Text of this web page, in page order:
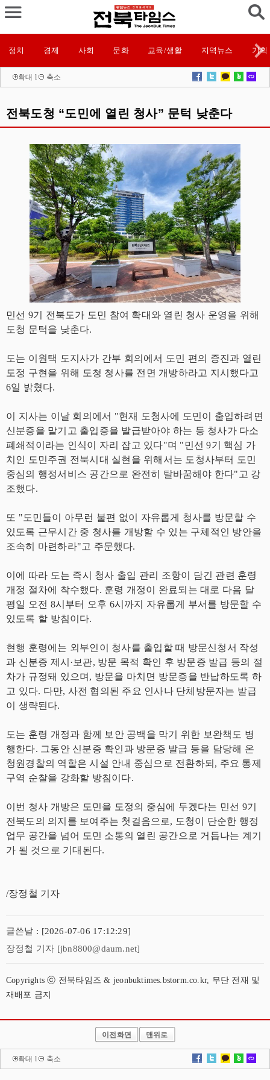
정치 경제 사회 문화 교육/생활 지역뉴스 기획
확대 l 축소
전북도청 “도민에 열린 청사” 문턱 낮춘다
민선 9기 전북도가 도민 참여 확대와 열린 청사 운영을 위해
도청 문턱을 낮춘다.
도는 이원택 도지사가 간부 회의에서 도민 편의 증진과 열린
도정 구현을 위해 도청 청사를 전면 개방하라고 지시했다고
6일 밝혔다.
이 지사는 이날 회의에서 "현재 도청사에 도민이 출입하려면
신분증을 맡기고 출입증을 발급받아야 하는 등 청사가 다소
폐쇄적이라는 인식이 자리 잡고 있다"며 "민선 9기 핵심 가
치인 도민주권 전북시대 실현을 위해서는 도청사부터 도민
중심의 행정서비스 공간으로 완전히 탈바꿈해야 한다"고 강
조했다.
또 "도민들이 아무런 불편 없이 자유롭게 청사를 방문할 수
있도록 근무시간 중 청사를 개방할 수 있는 구체적인 방안을
조속히 마련하라"고 주문했다.
이에 따라 도는 즉시 청사 출입 관리 조항이 담긴 관련 훈령
개정 절차에 착수했다. 훈령 개정이 완료되는 대로 다음 달
평일 오전 8시부터 오후 6시까지 자유롭게 부서를 방문할 수
있도록 할 방침이다.
현행 훈령에는 외부인이 청사를 출입할 때 방문신청서 작성
과 신분증 제시·보관, 방문 목적 확인 후 방문증 발급 등의 절
차가 규정돼 있으며, 방문을 마치면 방문증을 반납하도록 하
고 있다. 다만, 사전 협의된 주요 인사나 단체방문자는 발급
이 생략된다.
도는 훈령 개정과 함께 보안 공백을 막기 위한 보완책도 병
행한다. 그동안 신분증 확인과 방문증 발급 등을 담당해 온
청원경찰의 역할은 시설 안내 중심으로 전환하되, 주요 통제
구역 순찰을 강화할 방침이다.
이번 청사 개방은 도민을 도정의 중심에 두겠다는 민선 9기
전북도의 의지를 보여주는 첫걸음으로, 도청이 단순한 행정
업무 공간을 넘어 도민 소통의 열린 공간으로 거듭나는 계기
가 될 것으로 기대된다.
/장정철 기자
글쓴날 : [2026-07-06 17:12:29]
장정철 기자 [jbn8800@daum.net]
Copyrights ⓒ 전북타임즈 & jeonbuktimes.bstorm.co.kr, 무단 전재 및
재배포 금지
이전화면 맨위로
확대 l 축소